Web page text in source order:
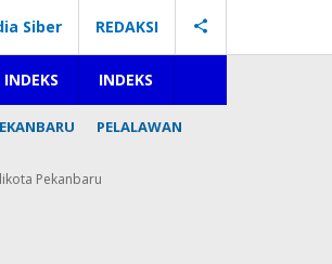
Siber REDAKSI
INDEKS INDEKS
PELALAWAN
Pekanbaru